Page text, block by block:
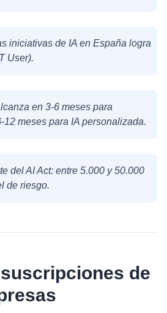
iniciativas de IA en España logra
User).
en 3-6 meses para
12 meses para IA personalizada.
del AI Act: entre 5.000 y 50.000
de riesgo.
de